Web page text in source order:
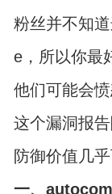
粉丝并不知
e，所以你最
他们可能会愤
这个漏洞报
防御价值几
一、